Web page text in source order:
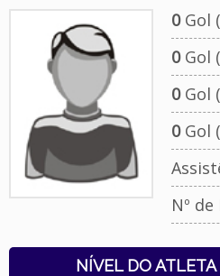
0Gol
0Gol
0Gol
0Gol
Nº
NÍVEL DO